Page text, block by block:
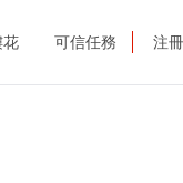
花 可信任務 注冊